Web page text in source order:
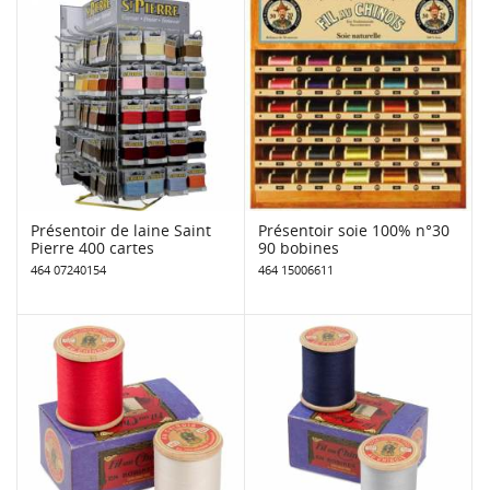
Présentoir de laine Saint
Pierre 400 cartes
464 07240154
Présentoir soie 100% n°30
90 bobines
464 15006611